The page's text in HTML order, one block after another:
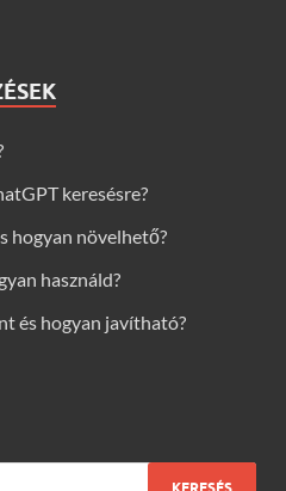
keresésre?
hogyan növelhető?
használd?
és hogyan javítható?